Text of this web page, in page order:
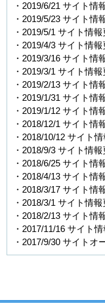
・2019/6/21 サイト情
・2019/5/23 サイト情
・2019/5/1 サイト情
・2019/4/3 サイト情
・2019/3/16 サイト情
・2019/3/1 サイト情
・2019/2/13 サイト情
・2019/1/31 サイト情
・2019/1/12 サイト情
・2018/12/1 サイト情
・2018/10/12 サイト
・2018/9/3 サイト情
・2018/6/25 サイト情
・2018/4/13 サイト情
・2018/3/17 サイト情
・2018/3/1 サイト情
・2018/2/13 サイト情
・2017/11/16 サイト
・2017/9/30 サイトオ